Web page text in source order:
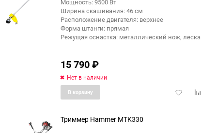
Мощность: 9500 Вт
Ширина скашивания: 46 см
Расположение двигателя: верхнее
Форма штанги: прямая
Режущая оснастка: металлический нож, леска
15 790₽
Нет в наличии
Добавить
В корзину
Триммер Hammer MTK330